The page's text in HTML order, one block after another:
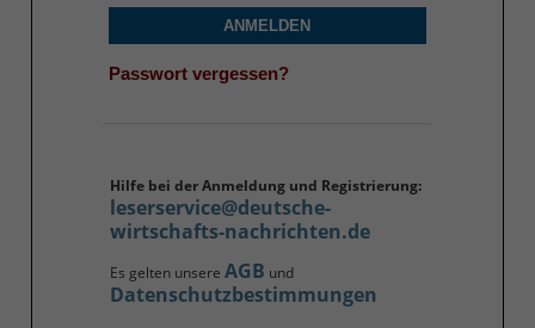
ANMELDEN
Passwort vergessen?
Hilfe bei der Anmeldung und Registrierung:
leserservice@deutsche-
wirtschafts-nachrichten.de
Es gelten unsere AGB und
Datenschutzbestimmungen